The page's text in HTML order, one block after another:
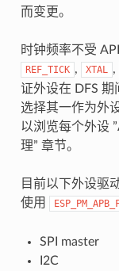
而变更。
时钟频率不受
REF_TICK , XTAL ,
证外设在 DFS
选择其一作为外
以浏览每个外设
理” 章节。
目前以下外设驱
使用
SPI master
I2C